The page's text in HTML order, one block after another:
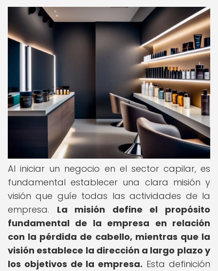
Al iniciar un negocio en el sector capilar, es
fundamental establecer una clara misión y
visión que guíe todas las actividades de la
empresa. La misión define el propósito
fundamental de la empresa en relación
con la pérdida de cabello, mientras que la
visión establece la dirección a largo plazo y
los objetivos de la empresa. Esta definición